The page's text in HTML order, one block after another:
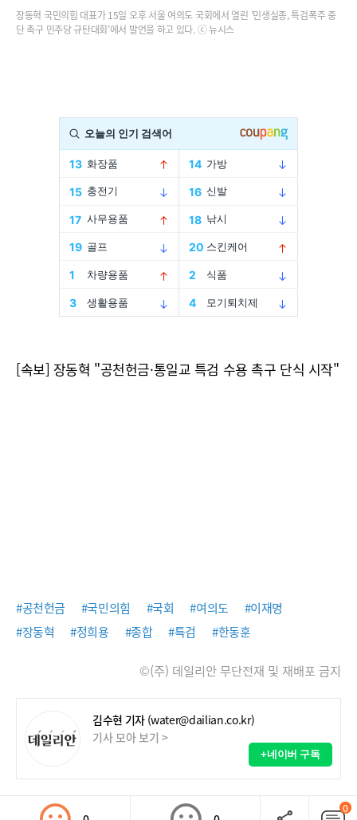
장동혁 국민의힘 대표가 15일 오후 서울 여의도 국회에서 열린 '민생실종, 특검폭주 중
단 촉구 민주당 규탄대회'에서 발언을 하고 있다. ⓒ 뉴시스
[속보] 장동혁 "공천헌금·통일교 특검 수용 촉구 단식 시작"
#공천헌금 #국민의힘 #국회 #여의도
#이재명
#장동혁
#정희용 #종합 #특검 #한동훈
©(주) 데일리안 무단전재 및 재배포 금지
김수현 기자 (water@dailian.co.kr)
기사 모아 보기 >
+네이버 구독
0